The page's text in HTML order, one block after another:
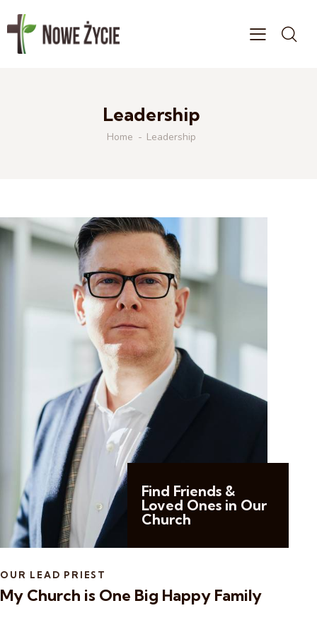
Leadership
Home Leadership
Find Friends &
Loved Ones in Our
Church
OUR LEAD PRIEST
My Church is One Big Happy Family